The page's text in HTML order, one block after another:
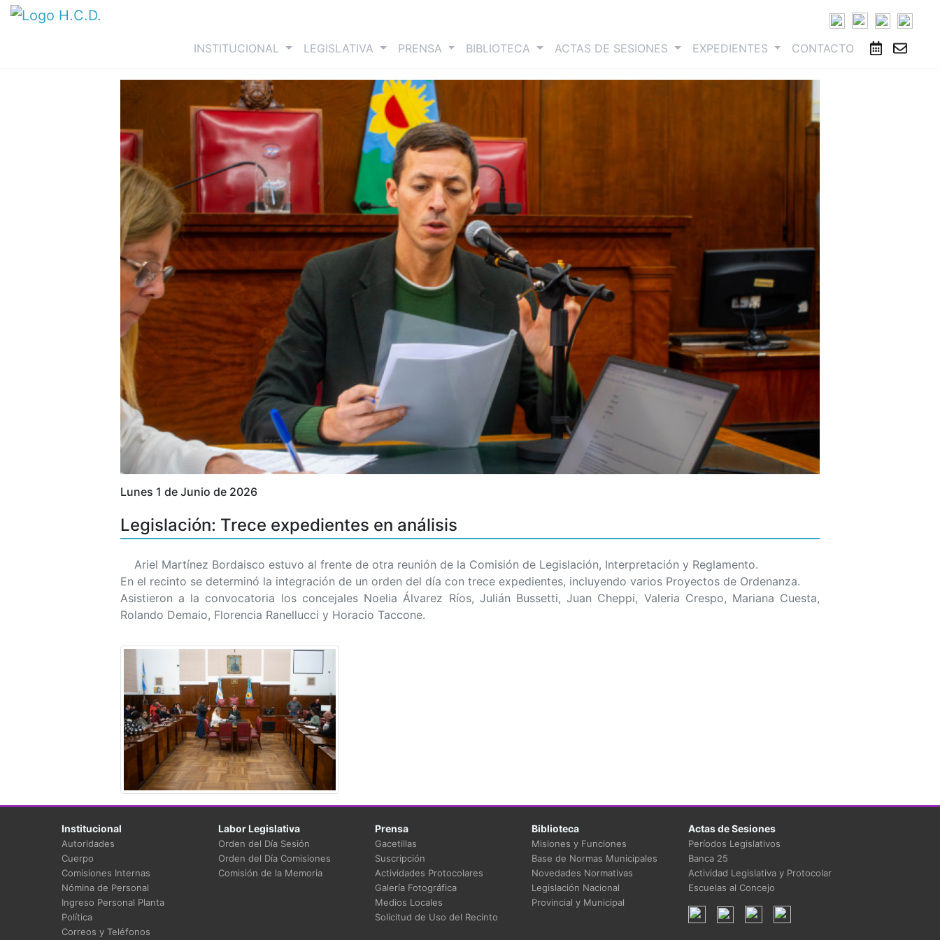
INSTITUCIONAL (current)LEGISLATIVA PRENSA BIBLIOTECA ACTAS DE SESIONES EXPEDIENTES CONTACTO
Lunes 1 de Junio de 2026
Legislación: Trece expedientes en análisis
Ariel Martínez Bordaisco estuvo al frente de otra reunión de la Comisión de Legislación, Interpretación y Reglamento.
En el recinto se determinó la integración de un orden del día con trece expedientes, incluyendo varios Proyectos de Ordenanza.
Asistieron a la convocatoria los concejales Noelia Álvarez Ríos, Julián Bussetti, Juan Cheppi, Valeria Crespo, Mariana Cuesta,
Rolando Demaio, Florencia Ranellucci y Horacio Taccone.
Institucional
Autoridades
Cuerpo
Comisiones Internas
Nómina de Personal
Ingreso Personal Planta
Política
Correos y Teléfonos
Labor Legislativa
Orden del Día Sesión
Orden del Día Comisiones
Comisión de la Memoria
Prensa
Gacetillas
Suscripción
Actividades Protocolares
Galería Fotográfica
Medios Locales
Solicitud de Uso del Recinto
Biblioteca
Misiones y Funciones
Base de Normas Municipales
Novedades Normativas
Legislación Nacional
Provincial y Municipal
Actas de Sesiones
Períodos Legislativos
Banca 25
Actividad Legislativa y Protocolar
Escuelas al Concejo